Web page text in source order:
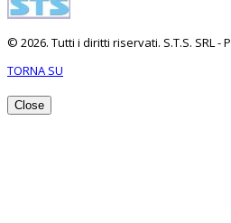
© 2026. Tutti i diritti riservati. S.T.S. SRL -
TORNA SU
Close